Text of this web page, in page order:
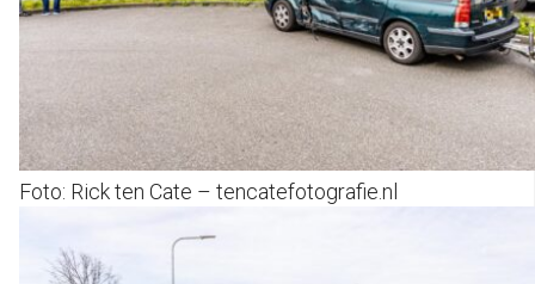
Foto: Rick ten Cate – tencatefotografie.nl